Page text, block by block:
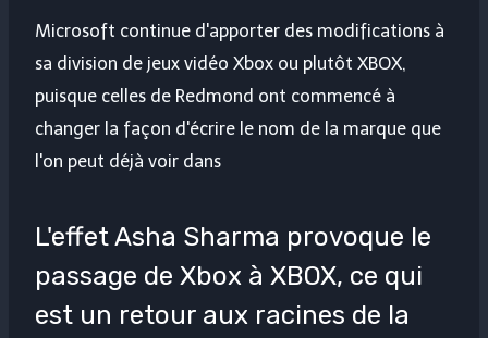
Microsoft continue d'apporter des modifications à
sa division de jeux vidéo Xbox ou plutôt XBOX,
puisque celles de Redmond ont commencé à
changer la façon d'écrire le nom de la marque que
l'on peut déjà voir dans
L'effet Asha Sharma provoque le
passage de Xbox à XBOX, ce qui
est un retour aux racines de la